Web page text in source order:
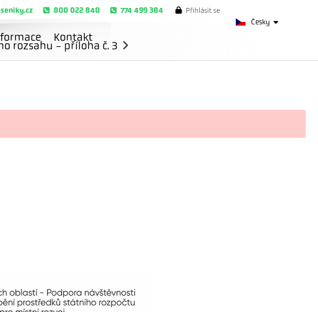
Česky
800 022 840 774 499 384 Přihlásit se
Kontakt
rozsahu - příloha č. 3